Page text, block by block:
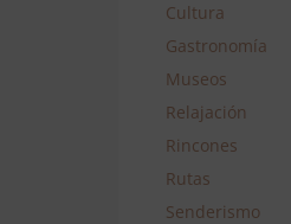
Cultura
Gastronomía
Museos
Relajación
Rincones
Rutas
Senderismo